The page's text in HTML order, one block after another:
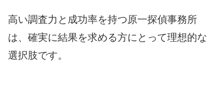
高い調査力と成功率を持つ原一探偵事務所
は、確実に結果を求める方にとって理想的な
選択肢です。